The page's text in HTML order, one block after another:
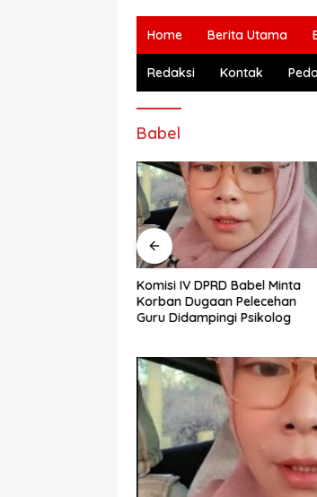
Home Berita Utama
Redaksi Kontak
Babel
Komisi IV DPRD Babel Minta
Korban Dugaan Pelecehan
Guru Didampingi Psikolog